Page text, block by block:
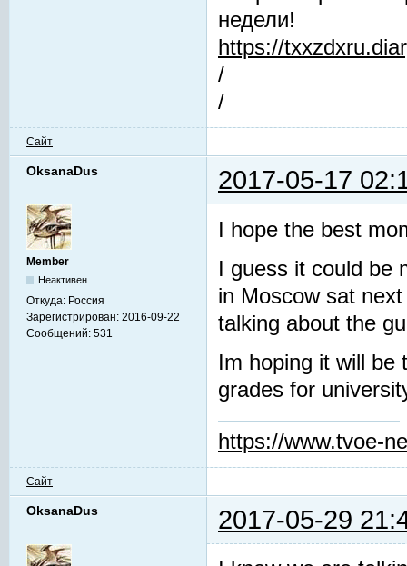
недели!
https://
/
/
Сайт
OksanaDus 2017-05-17
Member
Неактивен
Откуда: Россия
Зарегистрирован: 2016-09-22
Сообщений: 531
I hope the best
I guess it could be
in Moscow sat
talking about the
Im hoping it will be
grades for
https://www.tvoe-
Сайт
OksanaDus 2017-05-29